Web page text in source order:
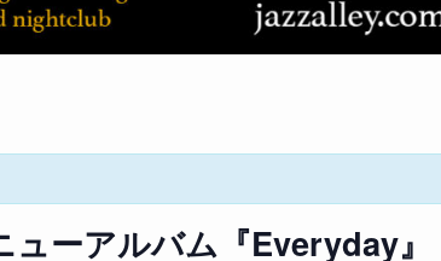
ーアルバム『Everyday』